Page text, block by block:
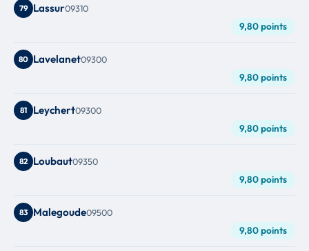
79 Lassur09310
9,80 points
80 Lavelanet09300
9,80 points
81 Leychert09300
9,80 points
82 Loubaut09350
9,80 points
83 Malegoude09500
9,80 points